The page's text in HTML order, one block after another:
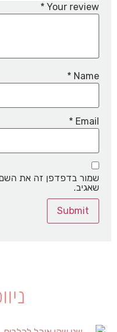
Your review
*
Name
*
Email
*
שמור בדפדפן זה את
שאגיב.